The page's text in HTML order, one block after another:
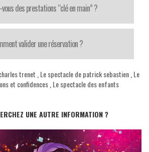
vous des prestations “clé en main” ?
valider une réservation ?
trenet Le spectacle de patrick sebastien, Le
et confidences, Le spectacle des enfants
UNE AUTRE INFORMATION ?